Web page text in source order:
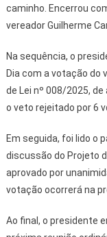
caminho. Encerrou
vereador Guilherme
Na sequência, o
Dia com a votação do
de Lei nº 008/2025,
o veto rejeitado por 6
Em seguida, foi lido o
discussão do Projeto
aprovado por
votação ocorrerá na
Ao final, o presidente